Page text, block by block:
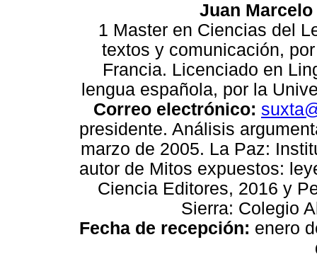
Juan
1 Master en Ciencias del
textos y comunicación,
Francia. Licenciado en
lengua española, por la
Correo electrónico:
presidente. Análisis
marzo de 2005. La Paz:
autor de Mitos expuestos:
Ciencia Editores, 2016 y
Sierra: Colegio
Fecha de recepción: enero